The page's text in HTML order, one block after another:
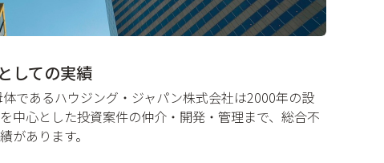
しての実績
であるハウジング・ジャパン株式会社は2000年の設
中心とした投資案件の仲介・開発・管理まで、総合不
があります。